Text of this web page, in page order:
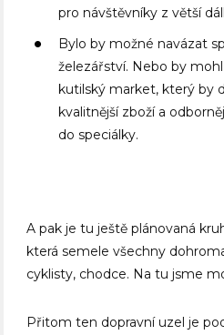
pro návštěvníky z větší
Bylo by možné navázat
železářství. Nebo by
kutilský market, který by
kvalitnější zboží a
do speciálky.
A pak je tu ještě plánovaná
která semele všechny
cyklisty, chodce. Na tu jsme
Přitom ten dopravní uzel je